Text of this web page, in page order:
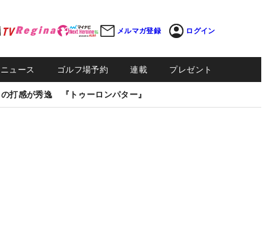
メルマガ登録 ログイン
ュース ゴルフ場予約 連載 プレゼント
打感が秀逸 『トゥーロンパター』